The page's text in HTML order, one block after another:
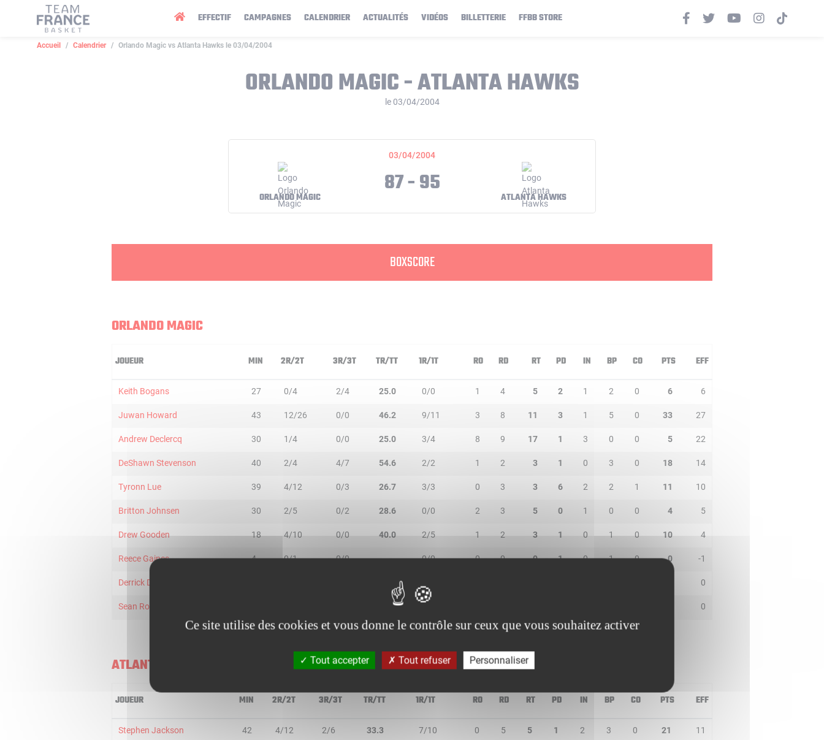
EFFECTIF CAMPAGNES CALENDRIER ACTUALITÉS VIDÉOS BILLETTERIE FFBB STORE
Accueil Calendrier Orlando Magic vs Atlanta Hawks le 03/04/2004
ORLANDO MAGIC - ATLANTA HAWKS
le 03/04/2004
03/04/2004
ORLANDO MAGIC 87 - 95 ATLANTA HAWKS
BOXSCORE
ORLANDO MAGIC
JOUEUR MIN 2R/2T 3R/3T TR/TT 1R/1T RO RD RT PD IN BP CO PTS EFF
Keith Bogans 27 0/4 2/4 25.0 0/0 1 4 5 2 1 2 0 6 6
Juwan Howard 43 12/26 0/0 46.2 9/11 3 8 11 3 1 5 0 33 27
Andrew Declercq 30 1/4 0/0 25.0 3/4 8 9 17 1 3 0 0 5 22
DeShawn Stevenson 40 2/4 4/7 54.6 2/2 1 2 3 1 0 3 0 18 14
Tyronn Lue 39 4/12 0/3 26.7 3/3 0 3 3 6 2 2 1 11 10
Britton Johnsen 30 2/5 0/2 28.6 0/0 2 3 5 0 1 0 0 4 5
Drew Gooden 18 4/10 0/0 40.0 2/5 1 2 3 1 0 1 0 10 4
Reece Gaines 4 0/1 0/0 - 0/0 0 0 0 1 0 1 0 0 -1
Derrick Dial 0
Sean Rooks 0
ATLANTA HAWKS
JOUEUR MIN 2R/2T 3R/3T TR/TT 1R/1T RO RD RT PD IN BP CO PTS EFF
Stephen Jackson 42 4/12 2/6 33.3 7/10 0 5 5 1 2 3 0 21 11
Panneau de gestion des cookies
Ce site utilise des cookies et vous donne le contrôle sur ceux que vous souhaitez activer
Tout accepter Tout refuser Personnaliser